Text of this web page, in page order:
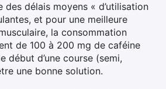
délais moyens « d’utilisation
et pour une meilleure
la consommation
de 100 à 200 mg de caféine
début d’une course (semi,
une bonne solution.